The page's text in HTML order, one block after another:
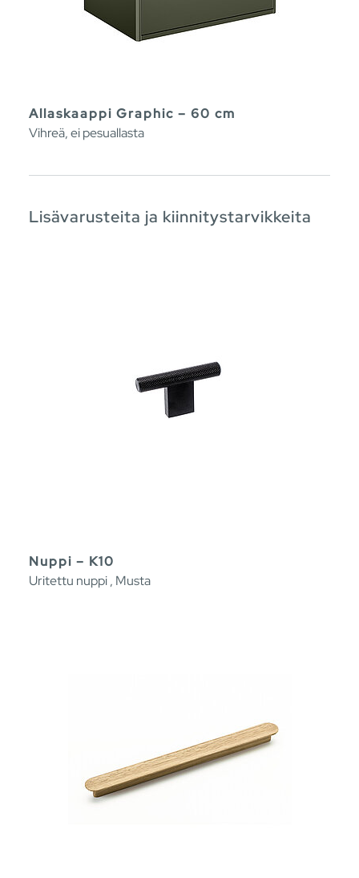
Allaskaappi Graphic – 60 cm
Vihreä, ei pesuallasta
Lisävarusteita ja kiinnitystarvikkeita
Nuppi – K10
Uritettu nuppi , Musta